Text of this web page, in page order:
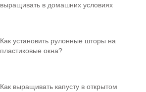
выращивать в домашних условиях
Как установить рулонные шторы на
пластиковые окна?
Как выращивать капусту в открытом